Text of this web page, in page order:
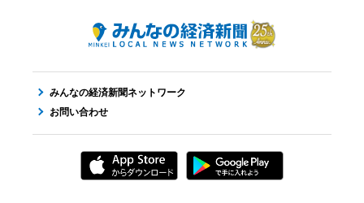
みんなの経済新聞ネットワーク
お問い合わせ